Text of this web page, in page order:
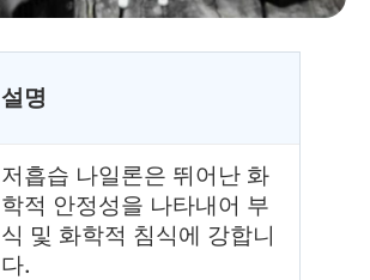
설명
저흡습 나일론은 뛰어난 화
학적 안정성을 나타내어 부
식 및 화학적 침식에 강합니
다.